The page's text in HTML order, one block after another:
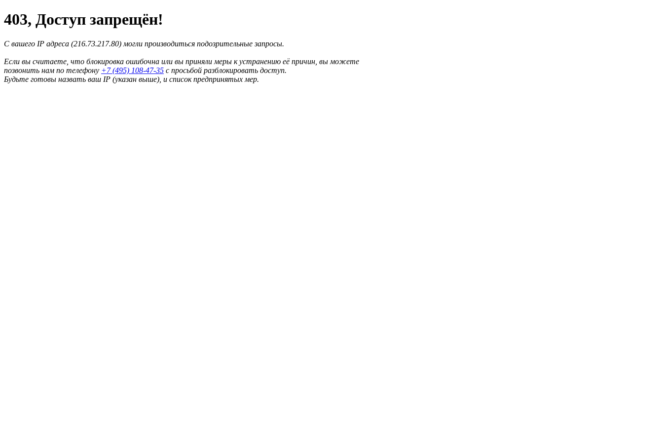
403, Доступ запрещён!
С вашего IP адреса (216.73.217.80) могли производиться подозрительные запросы.
Если вы считаете, что блокировка ошибочна или вы приняли меры к устранению её причин, вы можете
позвонить нам по телефону +7 (495) 108-47-35 с просьбой разблокировать доступ.
Будьте готовы назвать ваш IP (указан выше), и список предпринятых мер.